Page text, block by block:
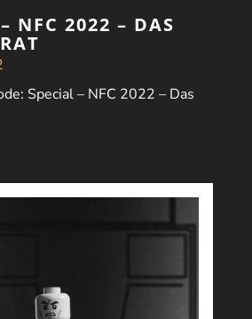
NFC 2022 – DAS
Special – NFC 2022 – Das